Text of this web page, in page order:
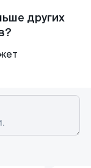
других